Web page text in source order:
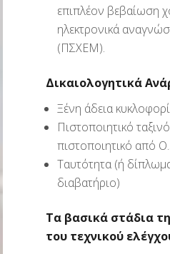
επιπλέον βεβαίωση
ηλεκτρονικά
(ΠΣΧΕΜ).
Δικαιολογητικά
Ξένη άδεια
Πιστοποιητικό
πιστοποιητικό από
Ταυτότητα (ή
διαβατήριο)
Τα βασικά στάδια
του τεχνικού